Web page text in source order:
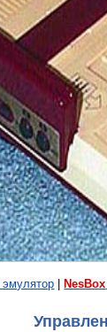
эмулятор |NesBox